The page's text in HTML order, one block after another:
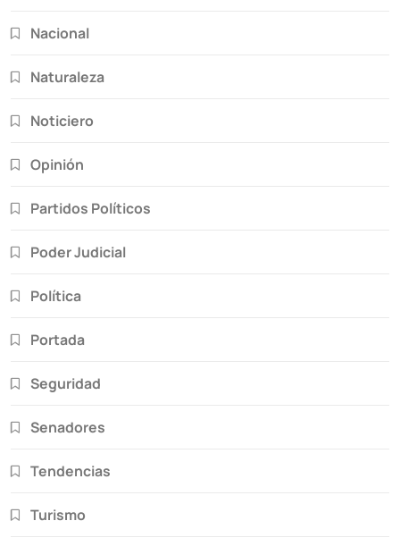
Nacional
Naturaleza
Noticiero
Opinión
Partidos Políticos
Poder Judicial
Política
Portada
Seguridad
Senadores
Tendencias
Turismo